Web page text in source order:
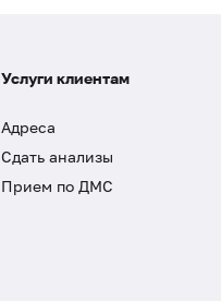
Услуги клиентам
Адреса
Сдать анализы
Прием по ДМС